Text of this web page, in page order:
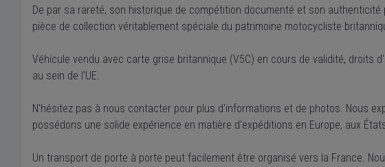
De par sa rareté, son historique de compétition documenté et son
pièce de collection véritablement spéciale du patrimoine motocycliste
Véhicule vendu avec carte grise britannique (V5C) en cours de validité,
au sein de l'UE.
N'hésitez pas à nous contacter pour plus d'informations et de photos. Nous
possédons une solide expérience en matière d'expéditions en Europe, aux
Un transport de porte à porte peut facilement être organisé vers la France.